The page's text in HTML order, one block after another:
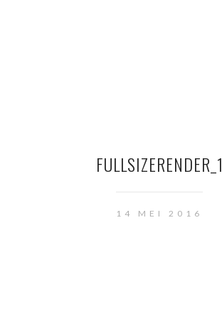
FULLSIZERENDER_1
14 MEI 2016